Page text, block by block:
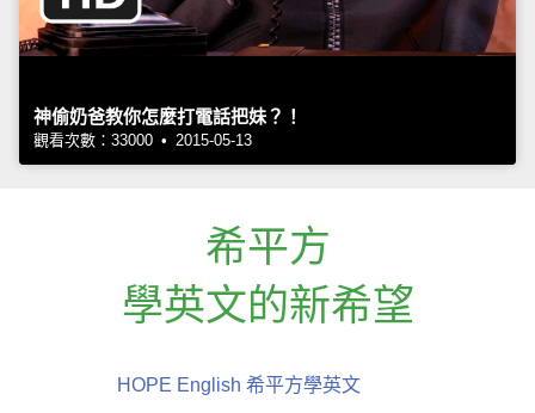
神偷奶爸教你怎麼打電話把妹？！
觀看次數：33000 • 2015-05-13
希平方
學英文的新希望
HOPE English 希平方學英文